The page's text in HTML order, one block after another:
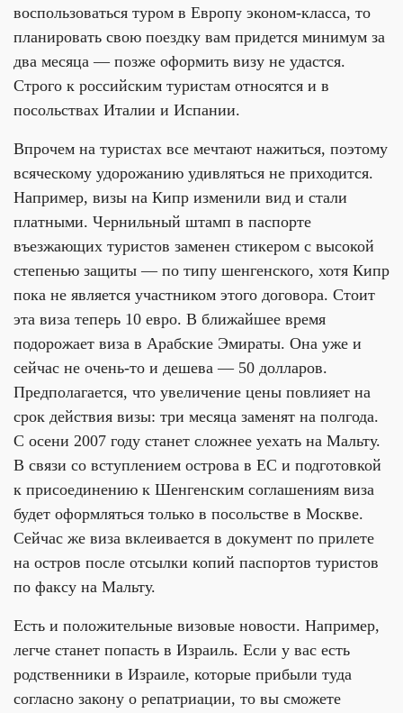
воспользоваться туром в Европу эконом-класса, то
планировать свою поездку вам придется минимум за
два месяца — позже оформить визу не удастся.
Строго к российским туристам относятся и в
посольствах Италии и Испании.
Впрочем на туристах все мечтают нажиться, поэтому
всяческому удорожанию удивляться не приходится.
Например, визы на Кипр изменили вид и стали
платными. Чернильный штамп в паспорте
въезжающих туристов заменен стикером с высокой
степенью защиты — по типу шенгенского, хотя Кипр
пока не является участником этого договора. Стоит
эта виза теперь 10 евро. В ближайшее время
подорожает виза в Арабские Эмираты. Она уже и
сейчас не очень-то и дешева — 50 долларов.
Предполагается, что увеличение цены повлияет на
срок действия визы: три месяца заменят на полгода.
С осени 2007 году станет сложнее уехать на Мальту.
В связи со вступлением острова в ЕС и подготовкой
к присоединению к Шенгенским соглашениям виза
будет оформляться только в посольстве в Москве.
Сейчас же виза вклеивается в документ по прилете
на остров после отсылки копий паспортов туристов
по факсу на Мальту.
Есть и положительные визовые новости. Например,
легче станет попасть в Израиль. Если у вас есть
родственники в Израиле, которые прибыли туда
согласно закону о репатриации, то вы сможете